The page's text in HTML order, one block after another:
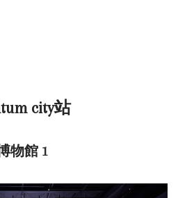
city站
物館 1